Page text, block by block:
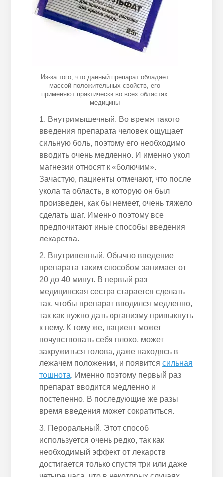
Из-за того, что данный препарат обладает
массой положительных свойств, его
применяют практически во всех областях
медицины
Внутримышечный. Во время такого
введения препарата человек ощущает
сильную боль, поэтому его необходимо
вводить очень медленно. И именно укол
магнезии относят к «болючим».
Зачастую, пациенты отмечают, что после
укола та область, в которую он был
произведен, как бы немеет, очень тяжело
сделать шаг. Именно поэтому все
предпочитают иные способы введения
лекарства.
Внутривенный. Обычно введение
препарата таким способом занимает от
20 до 40 минут. В первый раз
медицинская сестра старается сделать
так, чтобы препарат вводился медленно,
так как нужно дать организму привыкнуть
к нему. К тому же, пациент может
почувствовать себя плохо, может
закружиться голова, даже находясь в
лежачем положении, и появится сильная
тошнота. Именно поэтому первый раз
препарат вводится медленно и
постепенно. В последующие же разы
время введения может сократиться.
Пероральный. Этот способ
используется очень редко, так как
необходимый эффект от лекарств
достигается только спустя три или даже